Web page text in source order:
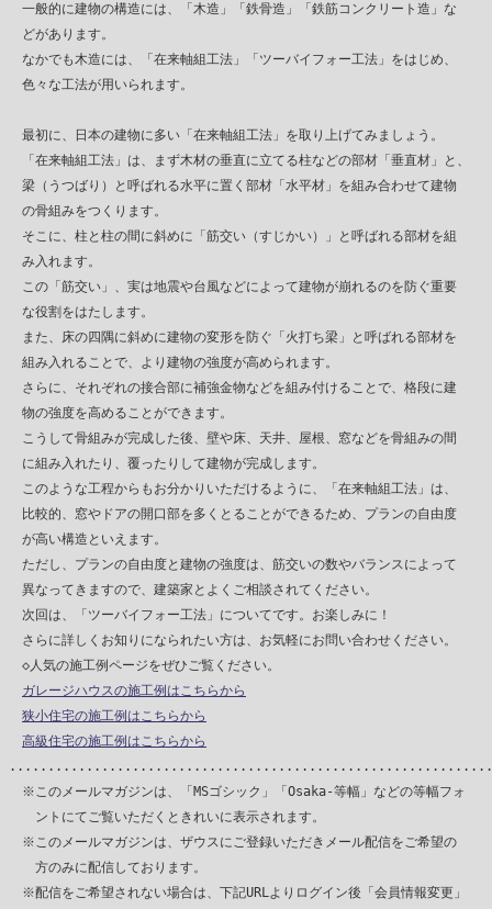
一般的に建物の構造には、「木造」「鉄骨造」「鉄筋コンクリート造」な
どがあります。
なかでも木造には、「在来軸組工法」「ツーバイフォー工法」をはじめ、
色々な工法が用いられます。
最初に、日本の建物に多い「在来軸組工法」を取り上げてみましょう。
「在来軸組工法」は、まず木材の垂直に立てる柱などの部材「垂直材」と、
梁（うつばり）と呼ばれる水平に置く部材「水平材」を組み合わせて建物
の骨組みをつくります。
そこに、柱と柱の間に斜めに「筋交い（すじかい）」と呼ばれる部材を組
み入れます。
この「筋交い」、実は地震や台風などによって建物が崩れるのを防ぐ重要
な役割をはたします。
また、床の四隅に斜めに建物の変形を防ぐ「火打ち梁」と呼ばれる部材を
組み入れることで、より建物の強度が高められます。
さらに、それぞれの接合部に補強金物などを組み付けることで、格段に建
物の強度を高めることができます。
こうして骨組みが完成した後、壁や床、天井、屋根、窓などを骨組みの間
に組み入れたり、覆ったりして建物が完成します。
このような工程からもお分かりいただけるように、「在来軸組工法」は、
比較的、窓やドアの開口部を多くとることができるため、プランの自由度
が高い構造といえます。
ただし、プランの自由度と建物の強度は、筋交いの数やバランスによって
異なってきますので、建築家とよくご相談されてください。
次回は、「ツーバイフォー工法」についてです。お楽しみに！
さらに詳しくお知りになられたい方は、お気軽にお問い合わせください。
◇人気の施工例ページをぜひご覧ください。
ガレージハウスの施工例はこちらから
狭小住宅の施工例はこちらから
高級住宅の施工例はこちらから
※このメールマガジンは、「MSゴシック」「Osaka-等幅」などの等幅フォ
ントにてご覧いただくときれいに表示されます。
※このメールマガジンは、ザウスにご登録いただきメール配信をご希望の
方のみに配信しております。
※配信をご希望されない場合は、下記URLよりログイン後「会員情報変更」